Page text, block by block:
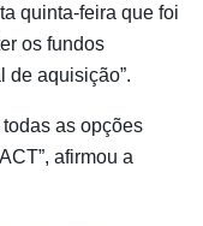
quinta-feira que foi
os fundos
de aquisição”.
as opções
afirmou a